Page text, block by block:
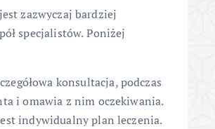
zazwyczaj bardziej
specjalistów. Poniżej
konsultacja, podczas
i omawia z nim oczekiwania.
indywidualny plan leczenia.